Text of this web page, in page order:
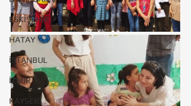
ESKİŞEHİR
HATAY
İSTANBUL
İZMİR
KAYSERİ